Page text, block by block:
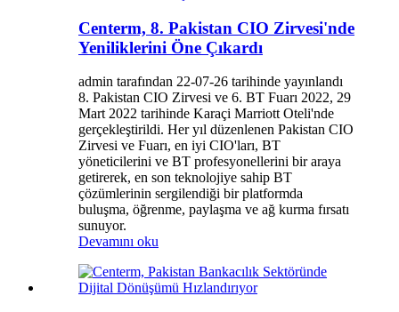
Centerm, 8. Pakistan CIO Zirvesi'nde
Yeniliklerini Öne Çıkardı
admin tarafından 22-07-26 tarihinde yayınlandı
8. Pakistan CIO Zirvesi ve 6. BT Fuarı 2022, 29
Mart 2022 tarihinde Karaçi Marriott Oteli'nde
gerçekleştirildi. Her yıl düzenlenen Pakistan CIO
Zirvesi ve Fuarı, en iyi CIO'ları, BT
yöneticilerini ve BT profesyonellerini bir araya
getirerek, en son teknolojiye sahip BT
çözümlerinin sergilendiği bir platformda
buluşma, öğrenme, paylaşma ve ağ kurma fırsatı
sunuyor.
Devamını oku